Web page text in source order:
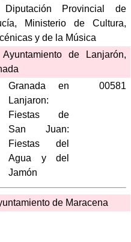
Provincial de
Ministerio de Cultura,
y de la Música
de Lanjarón,
Granada en
Lanjaron:
Fiestas de
San Juan:
Fiestas del
Agua y del
Jamón
00581
de Maracena